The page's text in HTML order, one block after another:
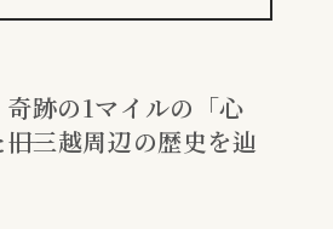
奇跡の1マイルの「心
旧三越周辺の歴史を辿